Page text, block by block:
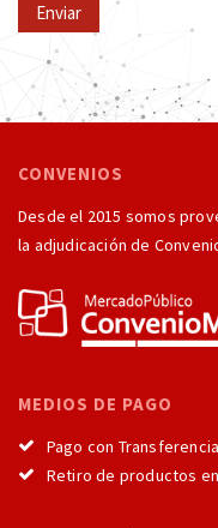
Enviar
CONVENIOS
Desde el 2015 somos
la adjudicación de
MEDIOS DE PAGO
Pago con
Retiro de productos